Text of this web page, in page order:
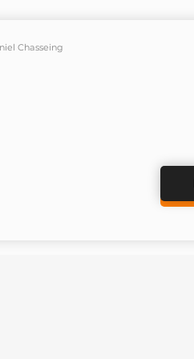
Chasseing